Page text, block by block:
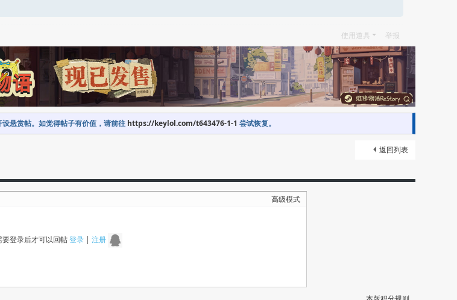
使用道具 举报
悬赏帖。如觉得帖子有价值，请前往 https://keylol.com/t643476-1-1 尝试恢复。
返回列表
高级模式
要登录后才可以回帖登录| 注册